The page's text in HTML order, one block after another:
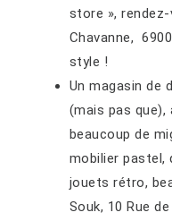
store »,
Chavanne,
style !
Un magasin de
(mais pas
beaucoup de
mobilier pastel,
jouets rétro,
Souk, 10 Rue